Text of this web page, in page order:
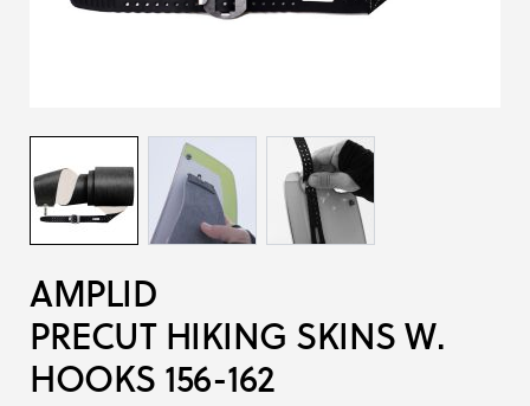
AMPLID
PRECUT HIKING SKINS W.
HOOKS 156-162